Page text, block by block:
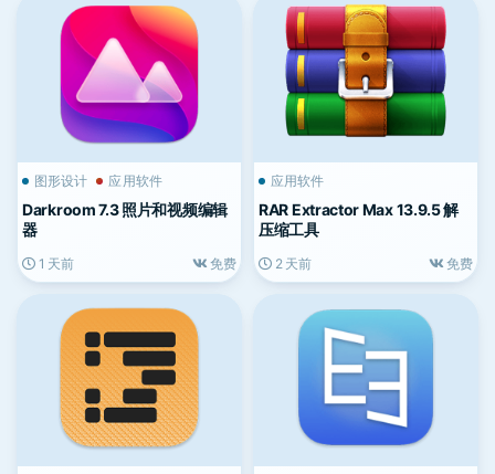
图形设计 应用软件
Darkroom 7.3 照片和视频编辑
器
1 天前 免费
应用软件
RAR Extractor Max 13.9.5 解
压缩工具
2 天前 免费